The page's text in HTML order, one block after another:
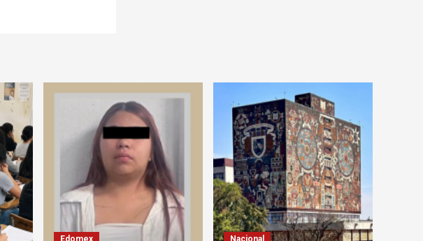
Edomex Nacional